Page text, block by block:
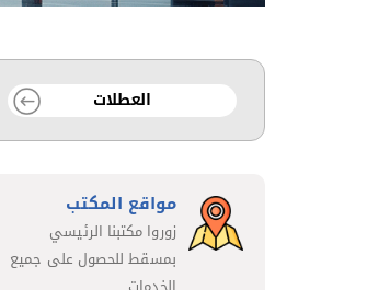
العطلات
مواقع المكتب
زوروا مكتبنا الرئيسي
بمسقط للحصول على جميع